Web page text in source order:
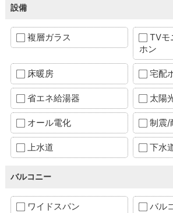
設備
複層ガラス
TVモ
ホン
床暖房 宅配
省エネ給湯器 太陽
オール電化 制震/
上水道 下水
バルコニー
ワイドスパン バル